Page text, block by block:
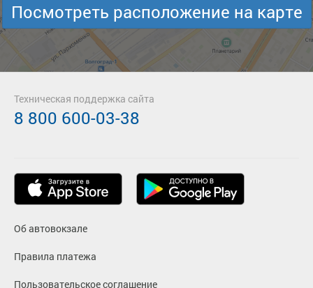
Посмотреть расположение на карте
Об автовокзале
Правила платежа
Пользовательское соглашение
Техническая поддержка сайта
8 800 600-03-38